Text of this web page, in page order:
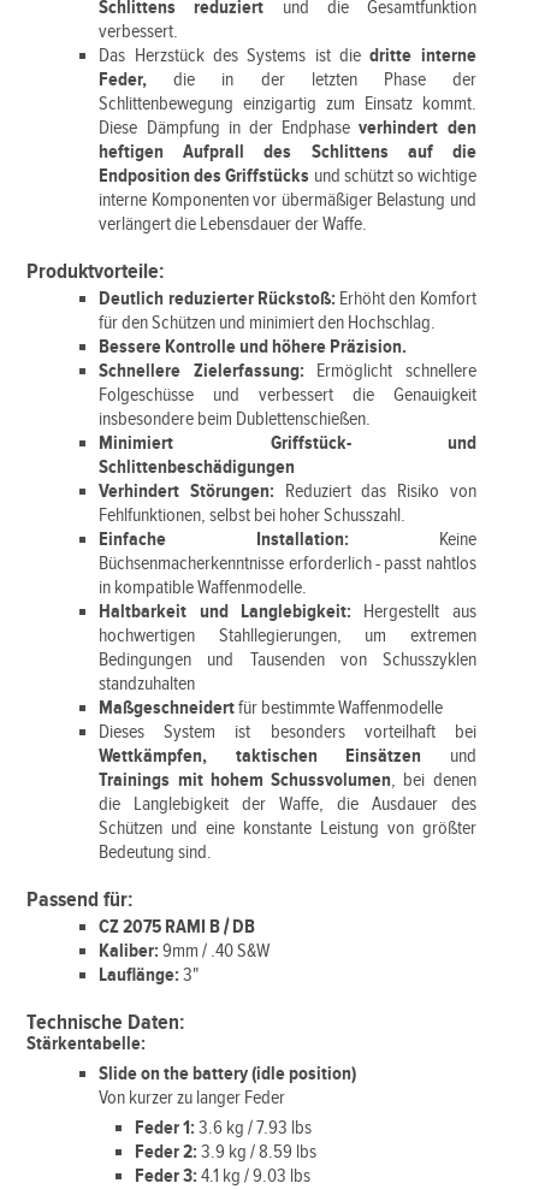
Schlittens reduziert und die Gesamtfunktion
verbessert.
Das Herzstück des Systems ist diedritte interne
Feder, die in der letzten Phase der
Schlittenbewegung einzigartig zum Einsatz kommt.
Diese Dämpfung in der Endphaseverhindert den
heftigen Aufprall des Schlittens auf die
Endposition des Griffstücks und schützt so wichtige
interne Komponenten vor übermäßiger Belastung und
verlängert die Lebensdauer der Waffe.
Produktvorteile:
Deutlich reduzierter Rückstoß: Erhöht den Komfort
für den Schützen und minimiert den Hochschlag.
Bessere Kontrolle und höhere Präzision.
Schnellere Zielerfassung: Ermöglicht schnellere
Folgeschüsse und verbessert die Genauigkeit
insbesondere beim Dublettenschießen.
Minimiert Griffstück- und
Schlittenbeschädigungen
Verhindert Störungen: Reduziert das Risiko von
Fehlfunktionen, selbst bei hoher Schusszahl.
Einfache Installation: Keine
Büchsenmacherkenntnisse erforderlich - passt nahtlos
in kompatible Waffenmodelle.
Haltbarkeit und Langlebigkeit: Hergestellt aus
hochwertigen Stahllegierungen, um extremen
Bedingungen und Tausenden von Schusszyklen
standzuhalten
Maßgeschneidertfür bestimmte Waffenmodelle
Dieses System ist besonders vorteilhaft bei
Wettkämpfen, taktischen Einsätzen und
Trainings mit hohem Schussvolumen, bei denen
die Langlebigkeit der Waffe, die Ausdauer des
Schützen und eine konstante Leistung von größter
Bedeutung sind.
Passend für:
CZ 2075 RAMI B / DB
Kaliber: 9mm / .40 S&W
Lauflänge: 3"
Technische Daten:
Stärkentabelle:
Slide on the battery (idle position)
Von kurzer zu langer Feder
Feder 1:3.6 kg / 7.93 lbs
Feder 2:3.9 kg / 8.59 lbs
Feder 3:4.1 kg / 9.03 lbs